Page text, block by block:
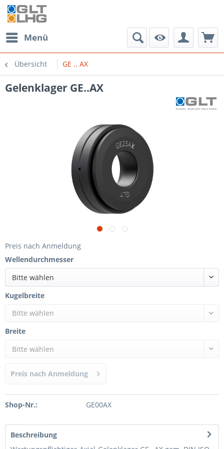
Menü
Übersicht GE .. AX
Gelenklager GE..AX
Preis nach Anmeldung
Wellendurchmesser
Bitte wählen
Kugelbreite
Bitte wählen
Breite
Bitte wählen
Preis nach Anmeldung
Shop-Nr.: GE00AX
Beschreibung